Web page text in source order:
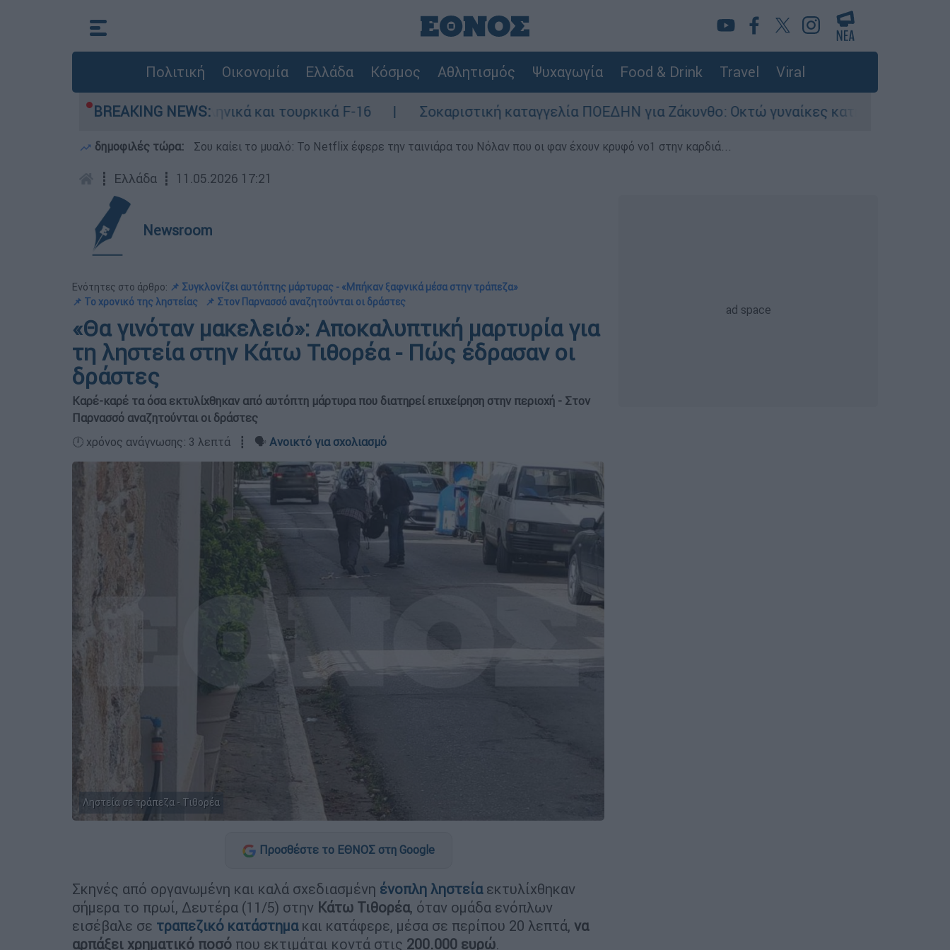
Πολιτική Οικονομία Ελλάδα Κόσμος Αθλητισμός Ψυχαγωγία Food & Drink Travel Viral
BREAKING NEWS:
ανάμεσα σε ελληνικά και τουρκικά F-16 Σοκαριστική καταγγελία ΠΟΕΔΗΝ για Ζάκυνθο: Οκτώ γυναίκες κατήγγειλαν βιασμό σε 20
δημοφιλές τώρα: Σου καίει το μυαλό: Το Netflix έφερε την ταινιάρα του Νόλαν που οι φαν έχουν κρυφό νο1 στην καρδιά...
┋ Ελλάδα ┋ 11.05.2026 17:21
Newsroom
Ενότητες στο άρθρο: 📌 Συγκλονίζει αυτόπτης μάρτυρας - «Μπήκαν ξαφνικά μέσα στην τράπεζα»
📌 Το χρονικό της ληστείας
📌 Στον Παρνασσό αναζητούνται οι δράστες
«Θα γινόταν μακελειό»: Αποκαλυπτική μαρτυρία για
τη ληστεία στην Κάτω Τιθορέα - Πώς έδρασαν οι
δράστες
Καρέ-καρέ τα όσα εκτυλίχθηκαν από αυτόπτη μάρτυρα που διατηρεί επιχείρηση στην περιοχή - Στον
Παρνασσό αναζητούνται οι δράστες
🕛 χρόνος ανάγνωσης: 3 λεπτά ┋ 🗣️ Ανοικτό για σχολιασμό
Ληστεία σε τράπεζα - Τιθορέα
Προσθέστε το ΕΘΝΟΣ στη Google
Σκηνές από οργανωμένη και καλά σχεδιασμένη ένοπλη ληστείαεκτυλίχθηκαν
σήμερα το πρωί, Δευτέρα (11/5) στην Κάτω Τιθορέα, όταν ομάδα ενόπλων
εισέβαλε σε τραπεζικό κατάστημακαι κατάφερε, μέσα σε περίπου 20 λεπτά, να
αρπάξει χρηματικό ποσό που εκτιμάται κοντά στις 200.000 ευρώ.